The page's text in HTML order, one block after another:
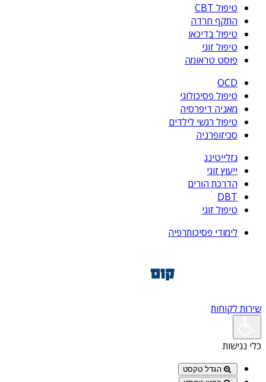
טיפול CBT
התקף חרדה
טיפול בדיכאו
טיפול זוגי
פוסט טראומה
OCD
טיפול פסיכולוגי
מאניה דיפרסיה
טיפול רגשי לילדים
סכיזופרניה
גזלייטינג
ייעוץ זוגי
הדרכת הורים
DBT
טיפול זוגי
לימודי פסיכותרפיה
שירות לקוחות
כלי נגישות
הגדל טקסט